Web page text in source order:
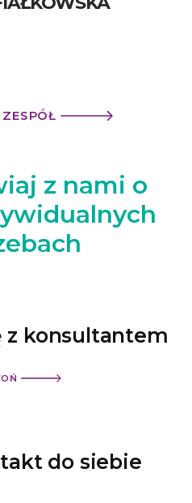
ZESPÓŁ
z nami o
z konsultantem
do siebie